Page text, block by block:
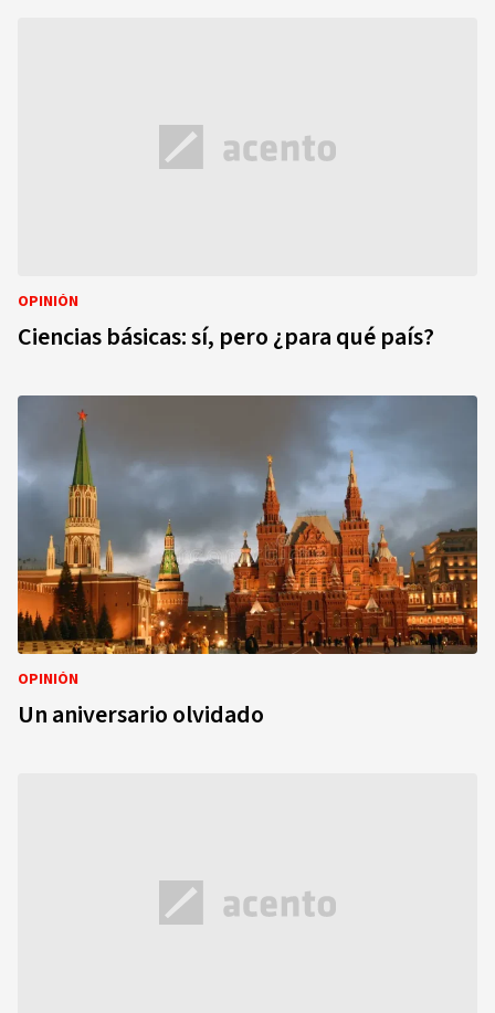
OPINIÓN
Ciencias básicas: sí, pero ¿para qué país?
OPINIÓN
Un aniversario olvidado